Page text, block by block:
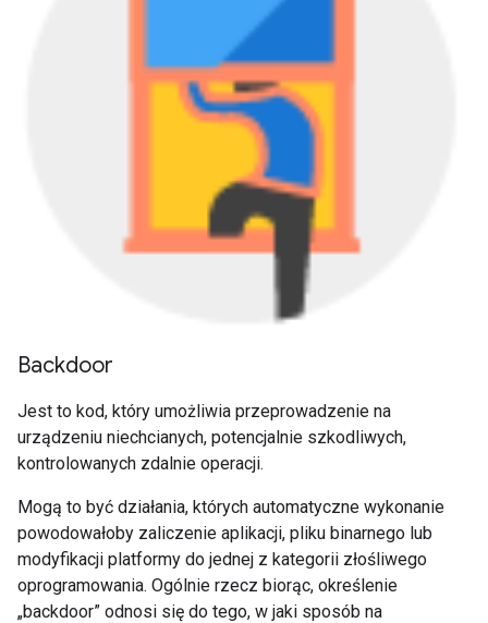
Backdoor
Jest to kod, który umożliwia przeprowadzenie na
urządzeniu niechcianych, potencjalnie szkodliwych,
kontrolowanych zdalnie operacji.
Mogą to być działania, których automatyczne wykonanie
powodowałoby zaliczenie aplikacji, pliku binarnego lub
modyfikacji platformy do jednej z kategorii złośliwego
oprogramowania. Ogólnie rzecz biorąc, określenie
„backdoor” odnosi się do tego, w jaki sposób na